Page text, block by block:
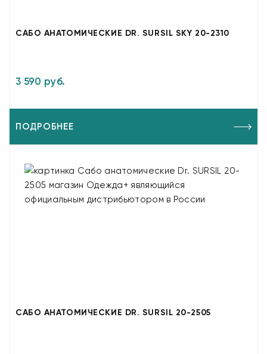
САБО АНАТОМИЧЕСКИЕ DR. SURSIL SKY 20-2310
3 590 руб.
ПОДРОБНЕЕ
САБО АНАТОМИЧЕСКИЕ DR. SURSIL 20-2505